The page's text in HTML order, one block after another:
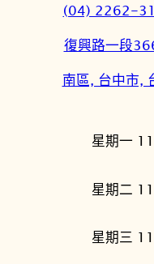
(04) 2262-
復興路一段
南區, 台中市,
星期一
星期二
星期三